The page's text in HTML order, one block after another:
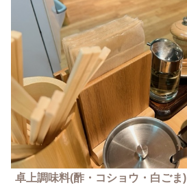
卓上調味料(酢・コショウ・白ごま)